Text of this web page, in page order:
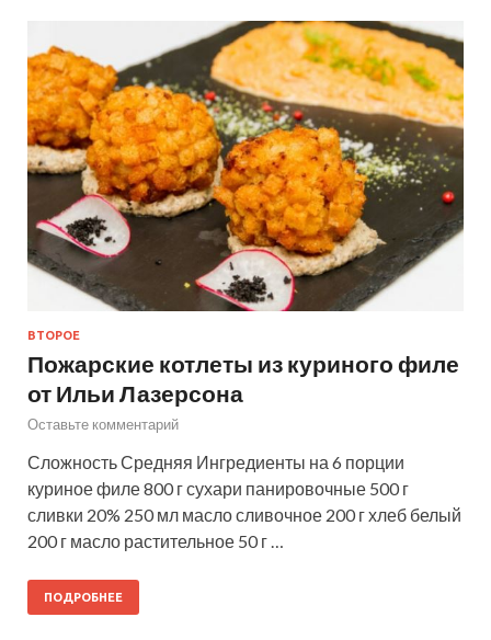
ВТОРОЕ
Пожарские котлеты из куриного филе
от Ильи Лазерсона
Оставьте комментарий
Сложность Средняя Ингредиенты на 6 порции
куриное филе 800 г сухари панировочные 500 г
сливки 20% 250 мл масло сливочное 200 г хлеб белый
200 г масло растительное 50 г …
ПОДРОБНЕЕ